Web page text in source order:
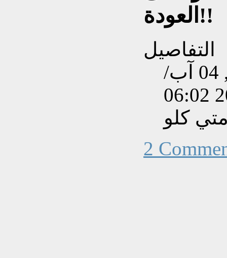
العودة!!
التفاصيل
تم إنشاءه بتاريخ الأربعاء, 04 آب/
كلو
2